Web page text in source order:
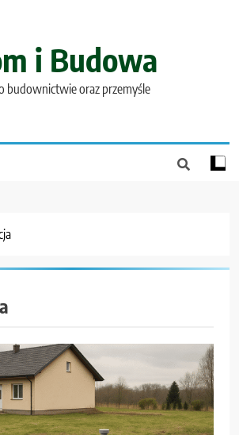
i Budowa
budownictwie oraz przemyśle